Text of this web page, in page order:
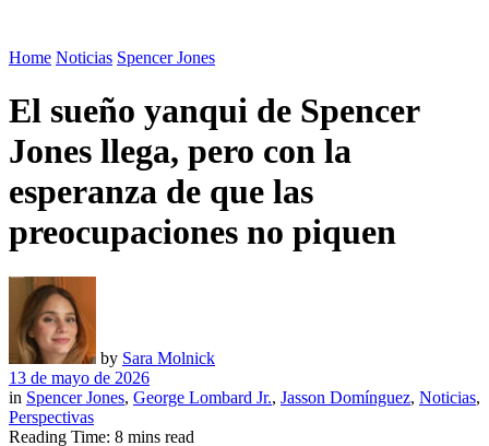
Home Noticias Spencer Jones
El sueño yanqui de Spencer
Jones llega, pero con la
esperanza de que las
preocupaciones no piquen
by Sara Molnick
13 de mayo de 2026
in Spencer Jones, George Lombard Jr., Jasson Domínguez, Noticias,
Perspectivas
Reading Time: 8 mins read